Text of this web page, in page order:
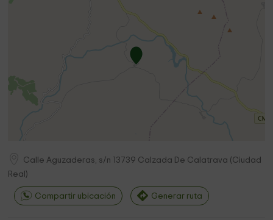
Calle Aguzaderas, s/n 13739 Calzada De Calatrava (Ciudad
Real )
Compartir ubicación Generar ruta